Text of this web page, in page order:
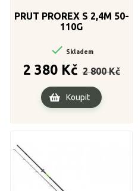
PRUT PROREX S 2,4M 50-
110G
 Skladem
2 380 Kč cena
2 800 Kč
Cena
Koupit